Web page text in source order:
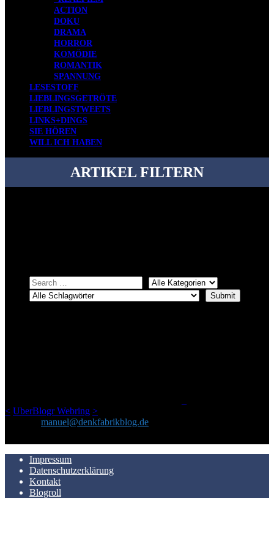
ACTION
DOKU
DRAMA
HORROR
KOMÖDIE
ROMANTIK
SPANNUNG
LESESTOFF
LIEBLINGSGETRÖTE
LIEBLINGSTWEETS
LINKS+DINGS
SIE HÖREN
WILL ICH HABEN
ARTIKEL FILTERN
< UberBlogr Webring >
manuel@denkfabrikblog.de
Impressum
Datenschutzerklärung
Kontakt
Blogroll